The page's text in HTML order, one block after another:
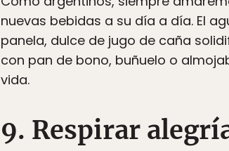
nuevas bebidas a su día a día. El
panela, dulce de jugo de caña
con pan de bono, buñuelo o
vida.
9. Respirar